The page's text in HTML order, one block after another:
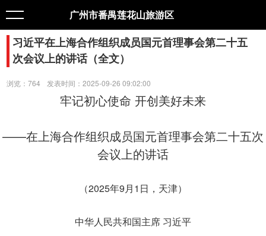
广州市番禺莲花山旅游区
习近平在上海合作组织成员国元首理事会第二十五
次会议上的讲话（全文）
浏览：764 发表时间：2025-09-26 09:02:00
牢记初心使命 开创美好未来
——在上海合作组织成员国元首理事会第二十五次
会议上的讲话
（2025年9月1日，天津）
中华人民共和国主席 习近平